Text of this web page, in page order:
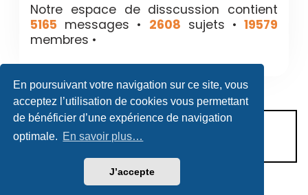
En poursuivant votre navigation sur ce site, vous
acceptez l’utilisation de cookies vous permettant
de bénéficier d’une expérience de navigation
optimale. En savoir plus…
J’accepte
Notre espace de disscussion contient
5165 messages • 2608 sujets •19579
membres •
CONDITIONS D’UTILISATION
POLITIQUE DE VIE PRIVÉE
Héritage & Succession